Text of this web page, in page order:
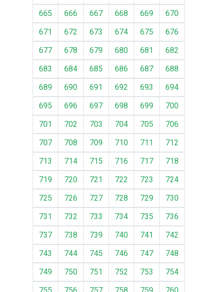
665
666 667 668 669
670
671
672 673 674 675
676
677
678 679 680 681
682
683
684 685 686 687
688
689
690 691 692 693
694
695
696 697 698 699
700
701
702 703 704 705
706
707
708 709 710 711
712
713
714 715 716 717
718
719
720 721 722 723
724
725
726 727 728 729
730
731
732 733 734 735
736
737
738 739 740 741
742
743
744 745 746 747
748
749
750 751 752 753
754